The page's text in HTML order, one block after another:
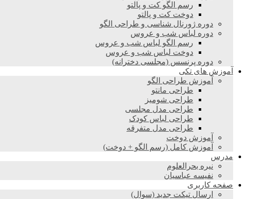
رسم الگو کت و پالتو
دوخت کت و پالتو
دوره ژورنال شناسی و طراحی الگو
دوره لباس شب و عروس
رسم الگو لباس شب و عروس
دوخت لباس شب و عروس
دوره پرنسس (مجلسی دخترانه)
آموزش های تکی
آموزش طراحی الگو
طراحی مانتو
طراحی شومیز
طراحی مدل مجلسی
طراحی لباس کودک
طراحی مدل متفرقه
آموزش دوخت
آموزش کامل (رسم الگو + دوخت)
مدرس
نیره بحرالعلوم
نفیسه عباسیان
صفحه کاربری
ارسال تیکت جدید (سوال)